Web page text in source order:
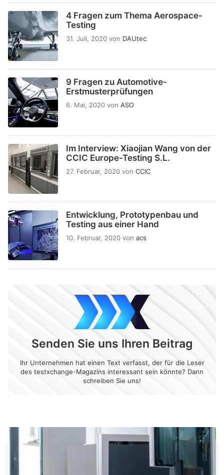
4 Fragen zum Thema Aerospace-
Testing
31. Juli, 2020 von DAUtec
9 Fragen zu Automotive-
Erstmusterprüfungen
6. Mai, 2020 von ASO
Im Interview: Xiaojian Wang von der
CCIC Europe-Testing S.L.
27. Februar, 2020 von CCIC
Entwicklung, Prototypenbau und
Testing aus einer Hand
10. Februar, 2020 von acs
Senden Sie uns Ihren Beitrag
Ihr Unternehmen hat einen Text verfasst, der für die Leser
des testxchange-Magazins interessant sein könnte? Dann
schreiben Sie uns!